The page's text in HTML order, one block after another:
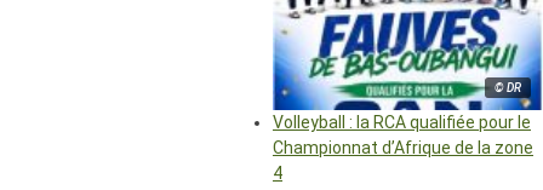
© DR
Volleyball : la RCA qualifiée pour le
Championnat d’Afrique de la zone
4